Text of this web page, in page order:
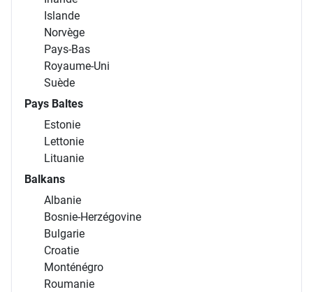
Islande
Norvège
Pays-Bas
Royaume-Uni
Suède
Pays Baltes
Estonie
Lettonie
Lituanie
Balkans
Albanie
Bosnie-Herzégovine
Bulgarie
Croatie
Monténégro
Roumanie